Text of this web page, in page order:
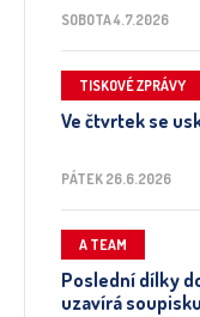
SOBOTA 4.7.2026
TISKOVÉ ZPRÁVY
Ve čtvrtek se
PÁTEK 26.6.2026
A TEAM
Poslední dílky
uzavírá